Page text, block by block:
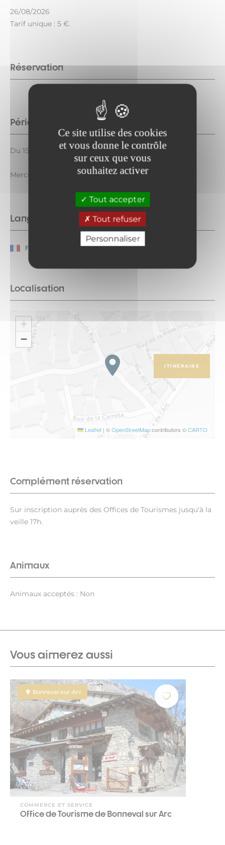
Ce site utilise des cookies
et vous donne le contrôle
sur ceux que vous
souhaitez activer
Tout accepter
Tout refuser
Personnaliser
26/08/2026
Tarif unique : 5 €.
Réservation
Période d'ouverture
Du 15/07 au 12/08/2026 le mercredi de 10h30 à 12h.
Mercredi 26 août 2026 de 10h30 à 12h.
Langues parlées
Français
Localisation
+
−
Leaflet | ©OpenStreetMapcontributors ©CARTO
ITINÉRAIRE
Complément réservation
Sur inscription auprès des Offices de Tourismes jusqu'à la
veille 17h.
Animaux
Animaux acceptés : Non
Vous aimerez aussi
Bonneval-sur-Arc
COMMERCE ET SERVICE
Office de Tourisme de Bonneval sur Arc